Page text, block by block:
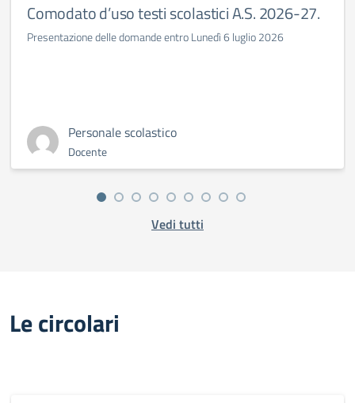
Comodato d’uso testi scolastici A.S. 2026-27.
Presentazione delle domande entro Lunedì 6 luglio 2026
Personale scolastico
Docente
Vedi tutti
Le circolari